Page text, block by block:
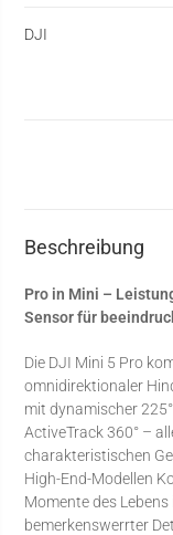
DJI
Beschreibung
Pro in Mini –
Sensor für
Die DJI Mini 5 Pro
omnidirektionaler
mit dynamischer
ActiveTrack 360° –
charakteristischen
High-End-Modellen
Momente des
bemerkenswerrter